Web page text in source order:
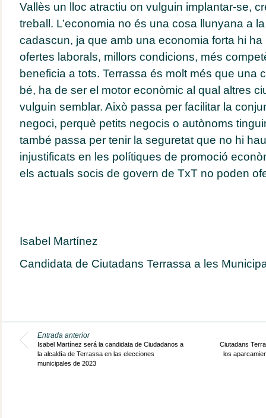
Vallès un lloc atractiu on vulguin implantar-se,
treball. L’economia no és una cosa llunyana a
cadascun, ja que amb una economia forta hi
ofertes laborals, millors condicions, més
beneficia a tots. Terrassa és molt més que una
bé, ha de ser el motor econòmic al qual altres
vulguin semblar. Això passa per facilitar la
negoci, perquè petits negocis o autònoms
també passa per tenir la seguretat que no hi
injustificats en les polítiques de promoció
els actuals socis de govern de TxT no poden
Isabel Martínez
Candidata de Ciutadans Terrassa a les
Entrada anterior
Isabel Martínez será la candidata de Ciudadanos a
la alcaldía de Terrassa en las elecciones
municipales de 2023
Ciutadans
los